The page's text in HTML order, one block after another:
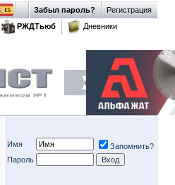
Регистрация
Забыл пароль?
РЖДТьюб
Дневники
Имя
Запомнить?
Пароль